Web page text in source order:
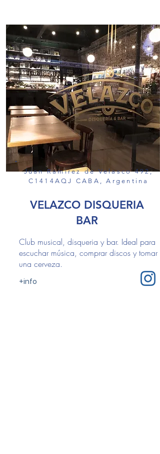
Juan Ramirez de Velasco 492,
C1414AQJ CABA, Argentina
VELAZCO DISQUERIA
BAR
Club musical, disqueria y bar. Ideal para
escuchar música, comprar discos y tomar
una cerveza.
+info